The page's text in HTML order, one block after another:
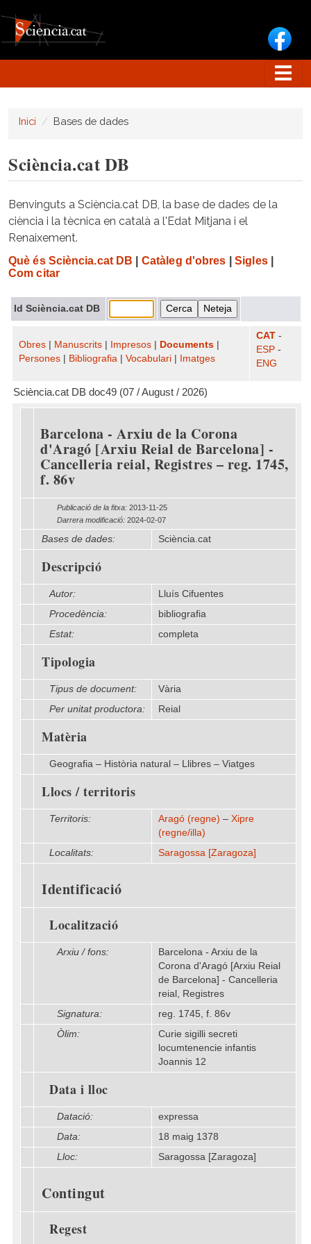
Inici Bases de dades
Sciència.cat DB
Benvinguts a Sciència.cat DB, la base de dades de la
ciència i la tècnica en català a l'Edat Mitjana i el
Renaixement.
Què és Sciència.cat DB Catàleg d'obres Sigles|
Com citar
Id Sciència.cat DB
Obres Manuscrits Impresos Documents
Persones
Bibliografia Vocabulari Imatges
CAT -
ESP -
ENG
Sciència.cat DB doc49 (07 / August / 2026)
Barcelona - Arxiu de la Corona
d'Aragó [Arxiu Reial de Barcelona] -
Cancelleria reial, Registres – reg. 1745,
f. 86v
Publicació de la fitxa: 2013-11-25
Darrera modificació: 2024-02-07
Bases de dades: Sciència.cat
Descripció
Autor:
Lluís Cifuentes
Procedència:
bibliografia
Estat:
completa
Tipologia
Tipus de document:
Vària
Per unitat productora:
Reial
Matèria
Geografia – Història natural – Llibres – Viatges
Llocs / territoris
Territoris: Aragó (regne) – Xipre
(regne/illa)
Localitats:
Saragossa [Zaragoza]
Identificació
Localització
Arxiu / fons:
Barcelona - Arxiu de la
Corona d'Aragó [Arxiu Reial
de Barcelona] - Cancelleria
reial, Registres
Signatura:
reg. 1745, f. 86v
Òlim:
Curie sigilli secreti
locumtenencie infantis
Joannis 12
Data i lloc
Datació:
expressa
Data:
18 maig 1378
Lloc:
Saragossa [Zaragoza]
Contingut
Regest